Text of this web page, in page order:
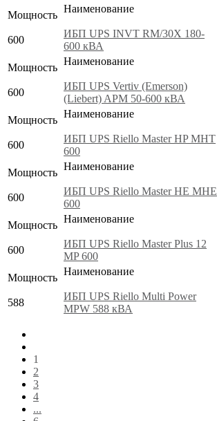
Мощность
600
Наименование
ИБП UPS INVT RM/30X 180-
600 кВА
Мощность
600
Наименование
ИБП UPS Vertiv (Emerson)
(Liebert) APM 50-600 кВА
Мощность
600
Наименование
ИБП UPS Riello Master HP MHT
600
Мощность
600
Наименование
ИБП UPS Riello Master HE MHE
600
Мощность
600
Наименование
ИБП UPS Riello Master Plus 12
MP 600
Мощность
588
Наименование
ИБП UPS Riello Multi Power
MPW 588 кВА
1
2
3
4
...